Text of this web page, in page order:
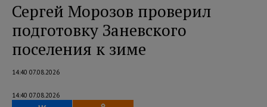
Сергей Морозов проверил
подготовку Заневского
поселения к зиме
14:40 07.08.2026
14:40 07.08.2026